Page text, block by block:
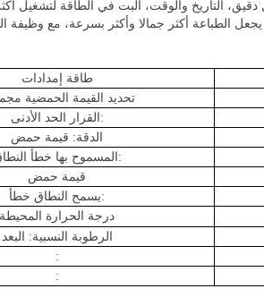
التاريخ والوقت، البت في الطاقة لتشغيل أكثر من 10
طاقة إمدادات
تحديد القيمة الحمضية
القرار الحد الأدنى:
الدقة: قيمة حمض
المسموح بها خطأ النطاق:
قيمة حمض
يسمح النطاق خطأ:
درجة الحرارة المحيطة
الرطوبة النسبية: البعد
:
: